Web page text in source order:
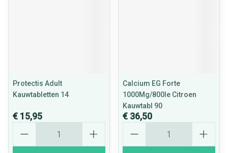
Protectis Adult
Kauwtabletten 14
€ 15,95
Calcium EG Forte
1000Mg/800Ie Citroen
Kauwtabl 90
€ 36,50